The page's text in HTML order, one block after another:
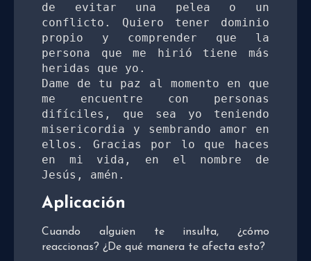
de evitar una pelea o un
conflicto. Quiero tener dominio
propio y comprender que la
persona que me hirió tiene más
heridas que yo.
Dame de tu paz al momento en que
me encuentre con personas
difíciles, que sea yo teniendo
misericordia y sembrando amor en
ellos. Gracias por lo que haces
en mi vida, en el nombre de
Jesús, amén.
Aplicación
Cuando alguien te insulta, ¿cómo
reaccionas? ¿De qué manera te afecta esto?